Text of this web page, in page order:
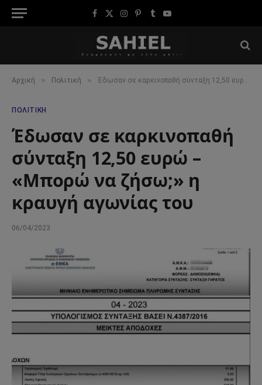
Facebook
X
Instagram
Pinterest
TumblrYouTube
Αρχική » Πολιτική » Έδωσαν σε καρκινοπαθή σύνταξη 12,50 ευρώ – «Μπορώ να ζήσω;» η κραυγή αγωνίας του
ΠΟΛΙΤΙΚΉ
Έδωσαν σε καρκινοπαθή
σύνταξη 12,50 ευρώ –
«Μπορώ να ζήσω;» η
κραυγή αγωνίας του
06/04/2023